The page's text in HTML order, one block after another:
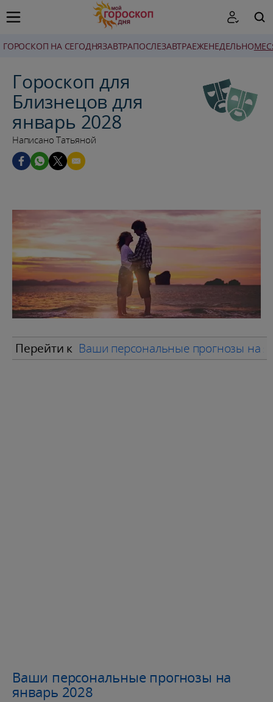
ГОРОСКОП НА СЕГОДНЯЗАВТРАПОСЛЕЗАВТРАЕЖЕНЕДЕЛЬНО
Гороскоп для
Близнецов для
январь 2028
Написано Татьяной
Перейти к Ваши персональные прогнозы на
Ваши персональные прогнозы на
январь 2028